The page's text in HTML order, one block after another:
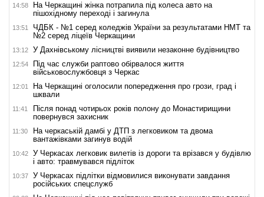
14:58
На Черкащині жінка потрапила під колеса авто на
пішохідному переході і загинула
13:51
ЧДБК - №1 серед коледжів України за результатами НМТ та
№2 серед ліцеїв Черкащини
13:12 У Дахнівському лісництві виявили незаконне будівництво
12:54
Під час служби раптово обірвалося життя
військовослужбовця з Черкас
12:01
На Черкащині оголосили попередження про грози, град і
шквали
11:41
Після понад чотирьох років полону до Монастирищини
повернувся захисник
11:30
На черкаській дамбі у ДТП з легковиком та двома
вантажівками загинув водій
10:42
У Черкасах легковик вилетів із дороги та врізався у будівлю
і авто: травмувався підліток
10:37
У Черкасах підлітки відмовилися виконувати завдання
російських спецслужб